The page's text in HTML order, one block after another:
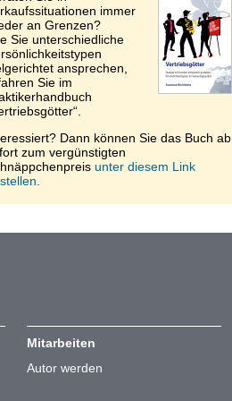
immer
an Grenzen?
Sie unterschiedliche
ansprechen,
Sie im
Dann können Sie das Buch ab
zum vergünstigten
unter diesem Link
Mitarbeiten
Autor werden